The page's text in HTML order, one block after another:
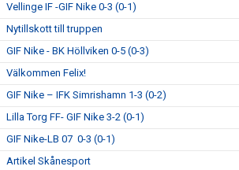
Vellinge IF -GIF Nike 0-3 (0-1)
Nytillskott till truppen
GIF Nike - BK Höllviken 0-5 (0-3)
Välkommen Felix!
GIF Nike – IFK Simrishamn 1-3 (0-2)
Lilla Torg FF- GIF Nike 3-2 (0-1)
GIF Nike-LB 07 0-3 (0-1)
Artikel Skånesport